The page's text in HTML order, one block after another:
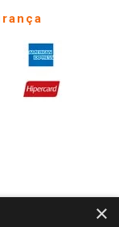
×